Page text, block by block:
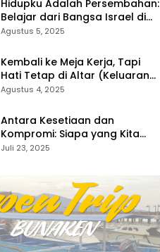
Hidupku Adalah Persembahan:
Belajar dari Bangsa Israel di
Padang Gurun (Keluaran 35:4–
Agustus 5, 2025
Kembali ke Meja Kerja, Tapi
Hati Tetap di Altar (Keluaran
35:1-5)
Agustus 4, 2025
Antara Kesetiaan dan
Kompromi: Siapa yang Kita
Sembah? (Keluaran 34:14–15)
Juli 23, 2025